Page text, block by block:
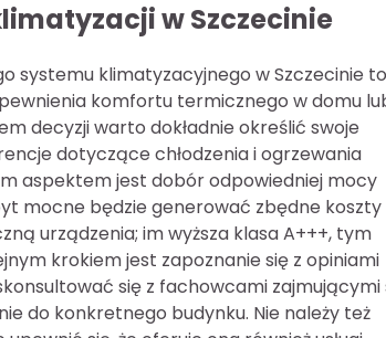
w Szczecinie
systemu klimatyzacyjnego w Szczecinie to
komfortu termicznego w domu
decyzji warto dokładnie określić swoje
dotyczące chłodzenia i ogrzewania
aspektem jest dobór odpowiedniej mocy
mocne będzie generować zbędne koszty
urządzenia; im wyższa klasa A+++, tym
krokiem jest zapoznanie się z opiniami
się z fachowcami zajmującymi
do konkretnego budynku. Nie należy też